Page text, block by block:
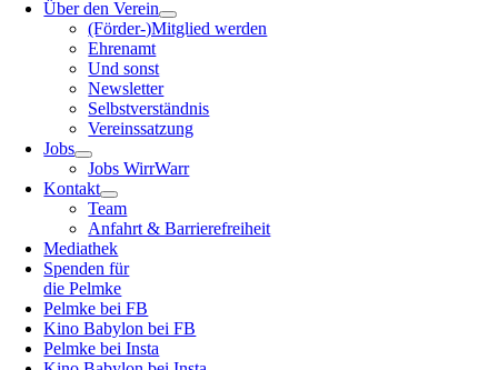
Über den Verein
(Förder-)Mitglied werden
Ehrenamt
Und sonst
Newsletter
Selbstverständnis
Vereinssatzung
Jobs
Jobs WirrWarr
Kontakt
Team
Anfahrt & Barrierefreiheit
Mediathek
Spenden für
die Pelmke
Pelmke bei FB
Kino Babylon bei FB
Pelmke bei Insta